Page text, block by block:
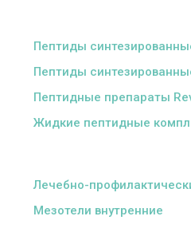
Пептиды
Пептиды
Пептидные препараты
Жидкие пептидные
Лечебно-
Мезотели внутренние